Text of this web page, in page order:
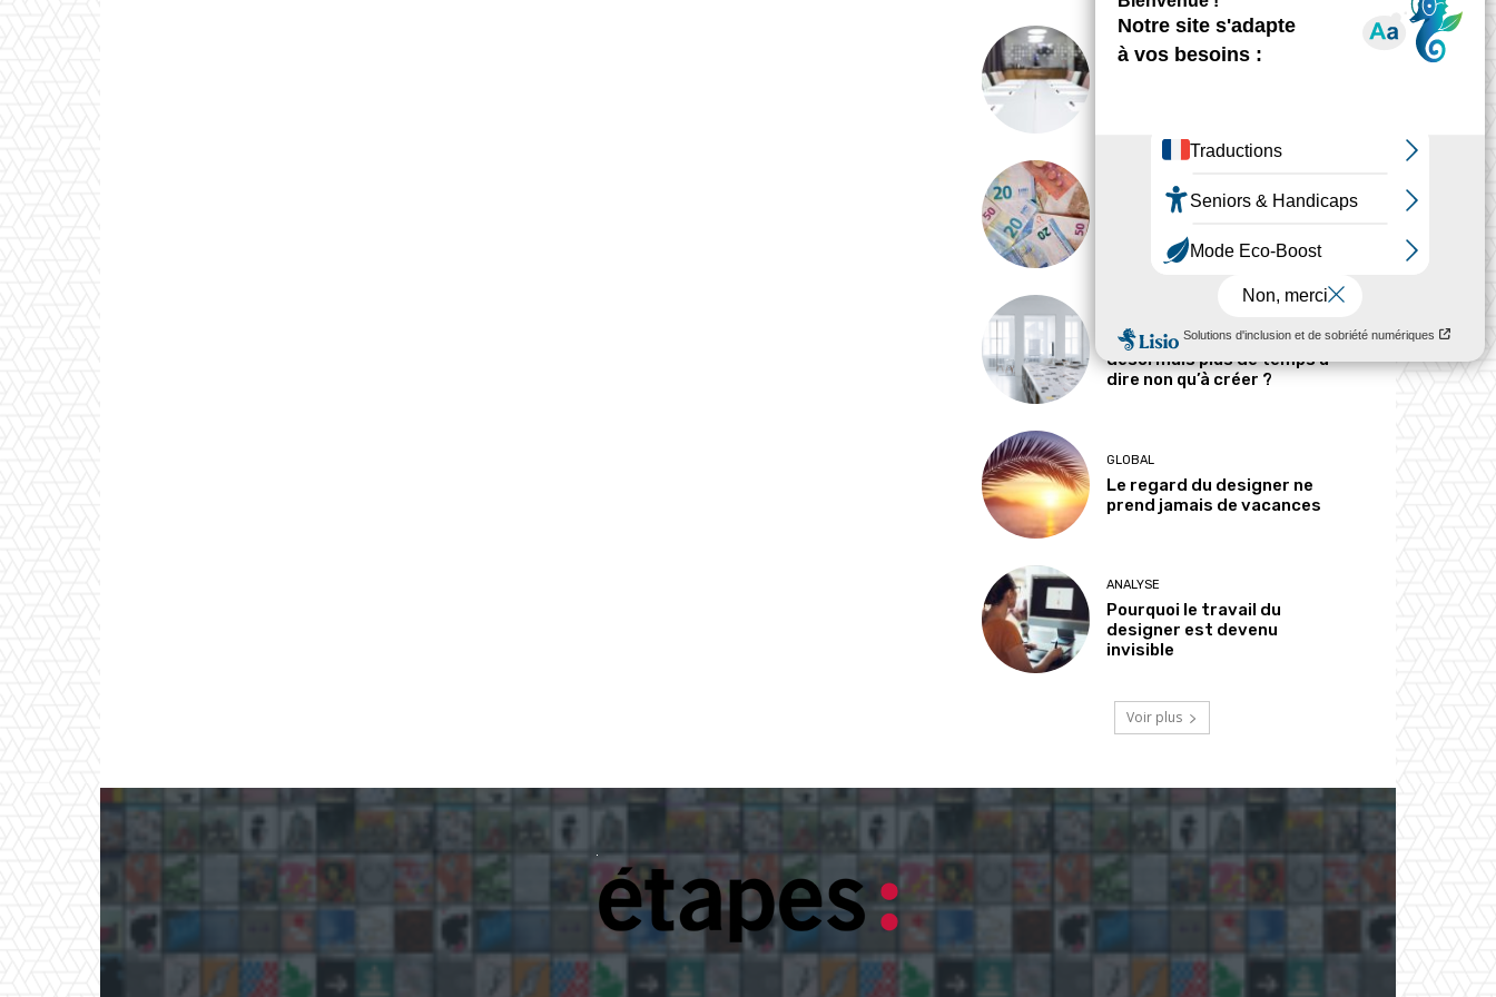
ANALYSE
Pourquoi les designers
parlent-ils si peu d’argent ?
Le designer passe-t-il
désormais plus de temps à
dire non qu’à créer ?
GLOBAL
Le regard du designer ne
prend jamais de vacances
ANALYSE
Pourquoi le travail du
designer est devenu
invisible
Voir plus